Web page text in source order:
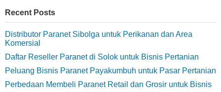
Recent Posts
Distributor Paranet Sibolga untuk Perikanan dan Area
Komersial
Daftar Reseller Paranet di Solok untuk Bisnis Pertanian
Peluang Bisnis Paranet Payakumbuh untuk Pasar Pertanian
Perbedaan Membeli Paranet Retail dan Grosir untuk Bisnis